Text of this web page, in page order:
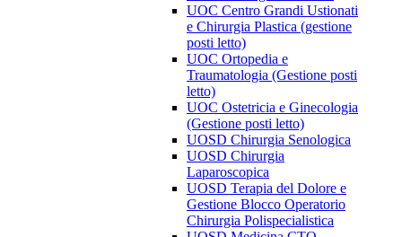
UOC Centro Grandi Ustionati
e Chirurgia Plastica (gestione
posti letto)
UOC Ortopedia e
Traumatologia (Gestione posti
letto)
UOC Ostetricia e Ginecologia
(Gestione posti letto)
UOSD Chirurgia Senologica
UOSD Chirurgia
Laparoscopica
UOSD Terapia del Dolore e
Gestione Blocco Operatorio
Chirurgia Polispecialistica